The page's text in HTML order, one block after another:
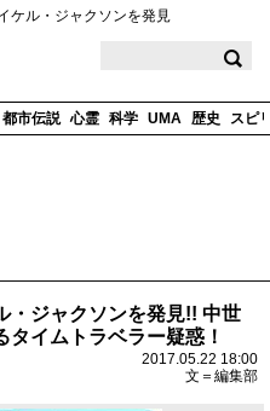
ケル・ジャクソンを発見
都市伝説 心霊 科学 UMA 歴史 スピ
・ジャクソンを発見!! 中世
イムトラベラー疑惑！
2017.05.22 18:00
文＝編集部